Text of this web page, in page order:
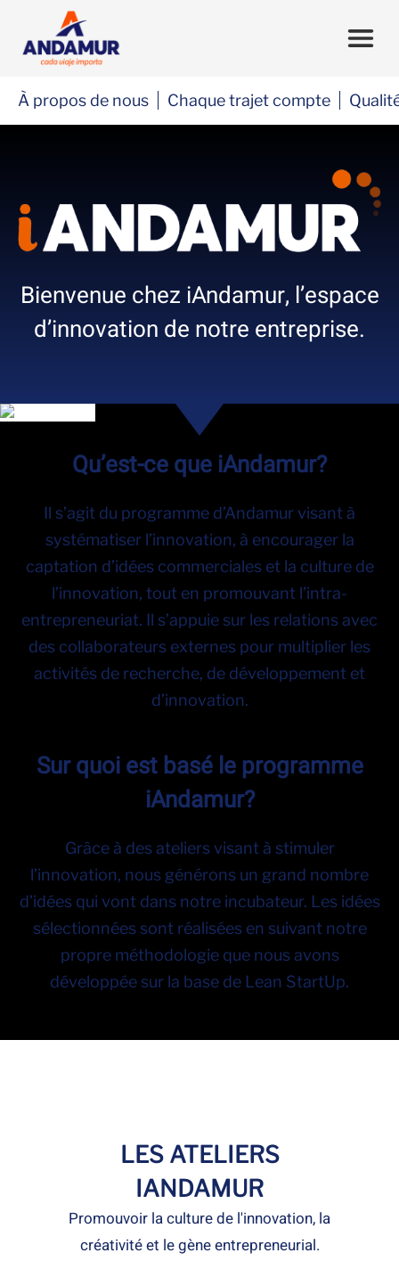
À propos de nous Chaque trajet compte
Bienvenue chez iAndamur, l’espace
d’innovation de notre entreprise.
Qu’est-ce que iAndamur?
Il s’agit du programme d’Andamur visant à
systématiser l’innovation, à encourager la
captation d’idées commerciales et la culture de
l’innovation, tout en promouvant l’intra-
entrepreneuriat. Il s’appuie sur les relations avec
des collaborateurs externes pour multiplier les
activités de recherche, de développement et
d’innovation.
Sur quoi est basé le programme
iAndamur?
Grâce à des ateliers visant à stimuler
l’innovation, nous générons un grand nombre
d’idées qui vont dans notre incubateur. Les idées
sélectionnées sont réalisées en suivant notre
propre méthodologie que nous avons
développée sur la base de Lean StartUp.
LES ATELIERS
IANDAMUR
Promouvoir la culture de l'innovation, la
créativité et le gène entrepreneurial.